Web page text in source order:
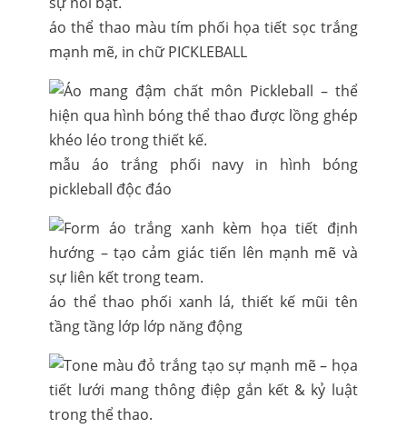
áo thể thao màu tím phối họa tiết sọc trắng
mạnh mẽ, in chữ PICKLEBALL
mẫu áo trắng phối navy in hình bóng
pickleball độc đáo
áo thể thao phối xanh lá, thiết kế mũi tên
tầng tầng lớp lớp năng động